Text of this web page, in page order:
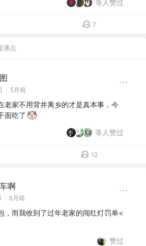
等人赞过
7
沸点
· 5月前
老家不用背井离乡的才是真本事，今
面吃了
等人赞过
12
啊
· 5月前
，而我收到了过年老家的闯红灯罚单<
赞过